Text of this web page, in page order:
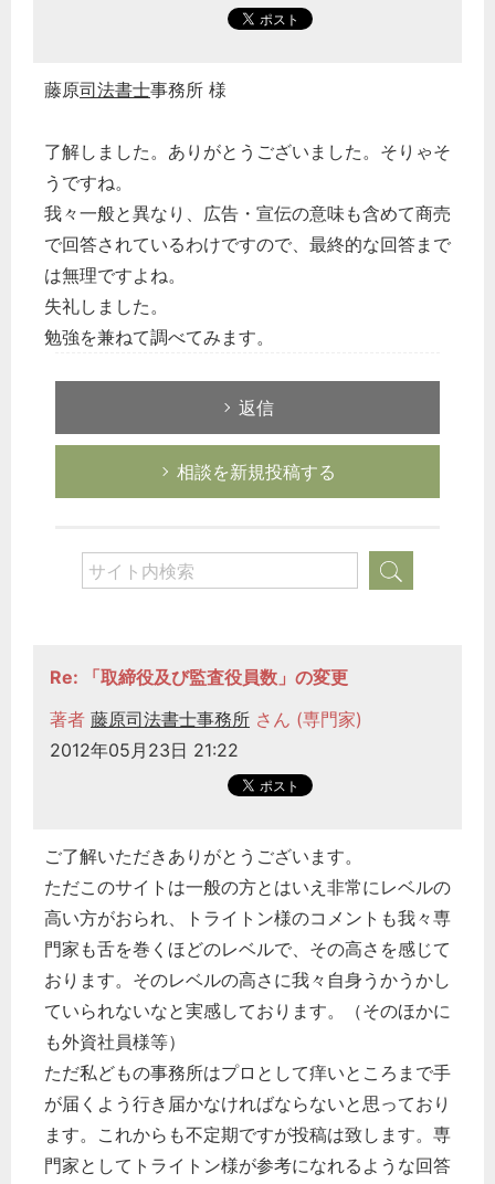
藤原司法書士事務所 様
了解しました。ありがとうございました。そりゃそ
うですね。
我々一般と異なり、広告・宣伝の意味も含めて商売
で回答されているわけですので、最終的な回答まで
は無理ですよね。
失礼しました。
勉強を兼ねて調べてみます。
返信
相談を新規投稿する
Re: 「取締役及び監査役員数」の変更
著者 藤原司法書士事務所 さん (専門家)
2012年05月23日 21:22
ご了解いただきありがとうございます。
ただこのサイトは一般の方とはいえ非常にレベルの
高い方がおられ、トライトン様のコメントも我々専
門家も舌を巻くほどのレベルで、その高さを感じて
おります。そのレベルの高さに我々自身うかうかし
ていられないなと実感しております。（そのほかに
も外資社員様等）
ただ私どもの事務所はプロとして痒いところまで手
が届くよう行き届かなければならないと思っており
ます。これからも不定期ですが投稿は致します。専
門家としてトライトン様が参考になれるような回答